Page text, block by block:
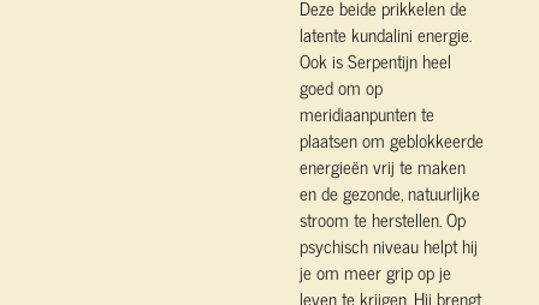
Deze beide prikkelen de
latente kundalini energie.
Ook is Serpentijn heel
goed om op
meridiaanpunten te
plaatsen om geblokkeerde
energieën vrij te maken
en de gezonde, natuurlijke
stroom te herstellen. Op
psychisch niveau helpt hij
je om meer grip op je
leven te krijgen. Hij brengt